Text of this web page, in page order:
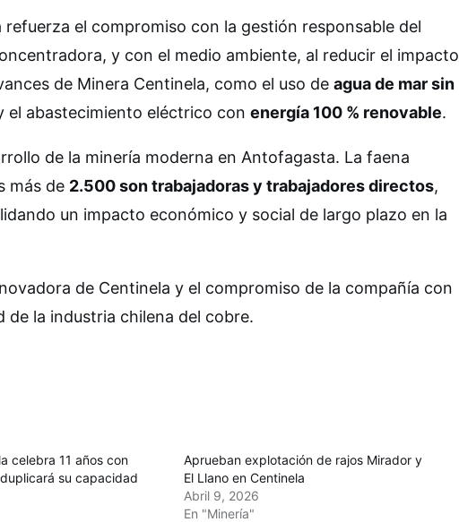
el compromiso con la gestión responsable del
y con el medio ambiente, al reducir el impacto
de Minera Centinela, como el uso de agua de mar sin
el abastecimiento eléctrico con energía 100 % renovable.
de la minería moderna en Antofagasta. La faena
más de 2.500 son trabajadoras y trabajadores directos,
un impacto económico y social de largo plazo en la
de Centinela y el compromiso de la compañía con
de la industria chilena del cobre.
celebra 11 años con
su capacidad
Aprueban explotación de rajos Mirador y
El Llano en Centinela
Abril 9, 2026
En "Minería"